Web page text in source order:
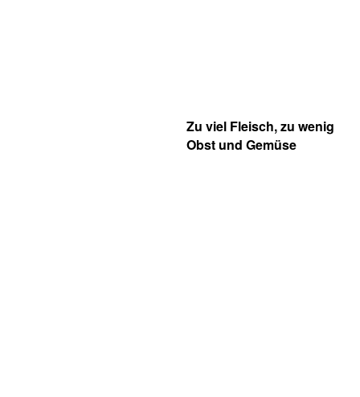
Zu viel Fleisch, zu wenig
Obst und Gemüse